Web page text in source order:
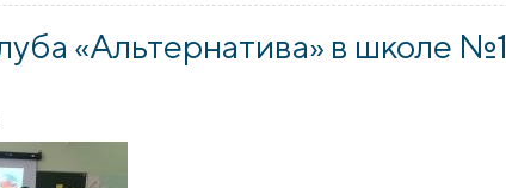
«Альтернатива» в школе №1